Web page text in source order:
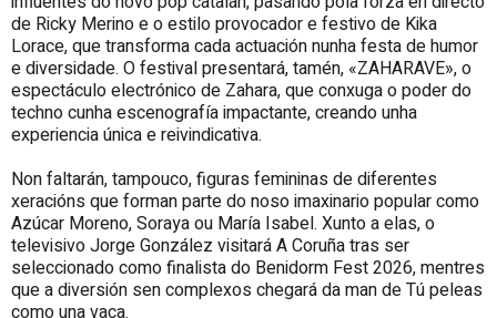
de Ricky Merino e o estilo provocador e festivo de Kika
Lorace, que transforma cada actuación nunha festa de humor
e diversidade. O festival presentará, tamén, «ZAHARAVE», o
espectáculo electrónico de Zahara, que conxuga o poder do
techno cunha escenografía impactante, creando unha
experiencia única e reivindicativa.
Non faltarán, tampouco, figuras femininas de diferentes
xeracións que forman parte do noso imaxinario popular como
Azúcar Moreno, Soraya ou María Isabel. Xunto a elas, o
televisivo Jorge González visitará A Coruña tras ser
seleccionado como finalista do Benidorm Fest 2026, mentres
que a diversión sen complexos chegará da man de Tú peleas
como una vaca.